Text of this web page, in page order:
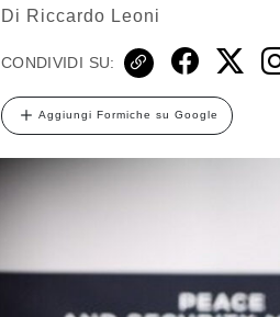
Di Riccardo Leoni
CONDIVIDI SU:
Aggiungi Formiche su Google